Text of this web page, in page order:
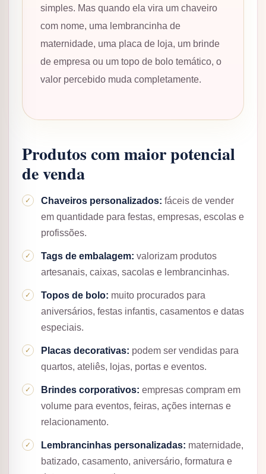
simples. Mas quando ela vira um chaveiro
com nome, uma lembrancinha de
maternidade, uma placa de loja, um brinde
de empresa ou um topo de bolo temático, o
valor percebido muda completamente.
Produtos com maior potencial
de venda
Chaveiros personalizados: fáceis de vender
em quantidade para festas, empresas, escolas e
profissões.
Tags de embalagem: valorizam produtos
artesanais, caixas, sacolas e lembrancinhas.
Topos de bolo: muito procurados para
aniversários, festas infantis, casamentos e datas
especiais.
Placas decorativas: podem ser vendidas para
quartos, ateliês, lojas, portas e eventos.
Brindes corporativos: empresas compram em
volume para eventos, feiras, ações internas e
relacionamento.
Lembrancinhas personalizadas: maternidade,
batizado, casamento, aniversário, formatura e